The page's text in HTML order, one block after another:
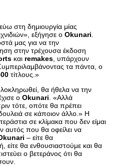
στη δημιουργία μίας
εξήγησε ο Okunari
μας για να την
στην τρέχουσα έκδοση
και remakes , υπάρχουν
τα πάντα, ο
τίτλους.»
θα ήθελα να την
ο Okunari . «Αλλά
τότε, οπότε θα πρέπει
σε κάποιον άλλο.» Η
σε κλίμακα που δεν είμαι
που θα οφείλει να
– είτε θα
θα ενθουσιαστούμε και θα
ο βετεράνος ότι θα